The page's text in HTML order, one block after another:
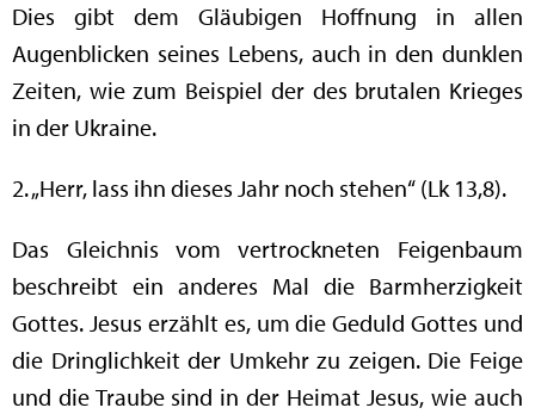
Dies gibt dem Gläubigen Hoffnung in allen
Augenblicken seines Lebens, auch in den dunklen
Zeiten, wie zum Beispiel der des brutalen Krieges
in der Ukraine.
2. „Herr, lass ihn dieses Jahr noch stehen“ (Lk 13,8).
Das Gleichnis vom vertrockneten Feigenbaum
beschreibt ein anderes Mal die Barmherzigkeit
Gottes. Jesus erzählt es, um die Geduld Gottes und
die Dringlichkeit der Umkehr zu zeigen. Die Feige
und die Traube sind in der Heimat Jesus, wie auch